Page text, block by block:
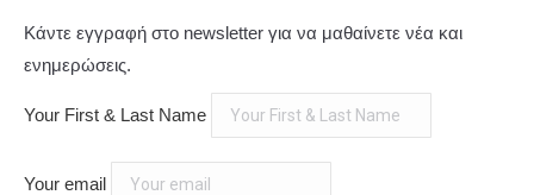
Κάντε εγγραφή στο newsletter για να μαθαίνετε νέα και
ενημερώσεις.
Your First & Last Name
Your email